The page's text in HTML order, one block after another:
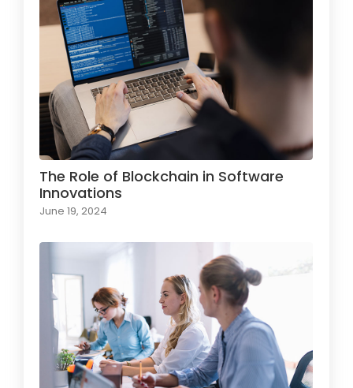
The Role of Blockchain in Software
Innovations
June 19, 2024